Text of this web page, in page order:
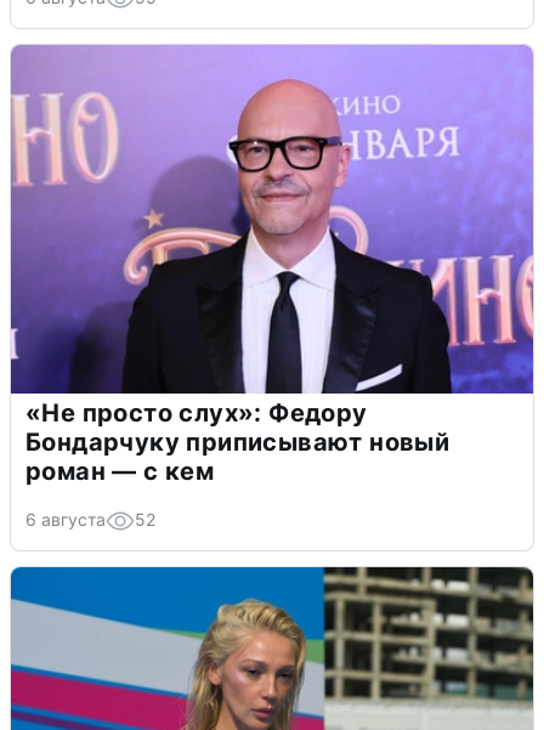
«Не просто слух»: Федору
Бондарчуку приписывают новый
роман — с кем
6 августа 52